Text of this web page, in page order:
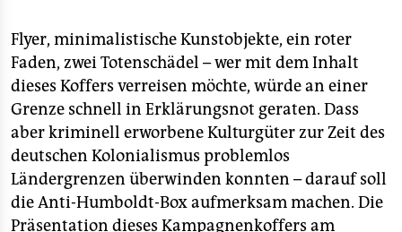
Flyer, minimalistische Kunstobjekte, ein roter
Faden, zwei Totenschädel – wer mit dem Inhalt
dieses Koffers verreisen möchte, würde an einer
Grenze schnell in Erklärungsnot geraten. Dass
aber kriminell erworbene Kulturgüter zur Zeit des
deutschen Kolonialismus problemlos
Ländergrenzen überwinden konnten – darauf soll
die Anti-Humboldt-Box aufmerksam machen. Die
Präsentation dieses Kampagnenkoffers am